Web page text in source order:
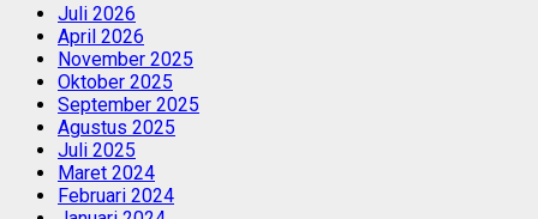
Juli 2026
April 2026
November 2025
Oktober 2025
September 2025
Agustus 2025
Juli 2025
Maret 2024
Februari 2024